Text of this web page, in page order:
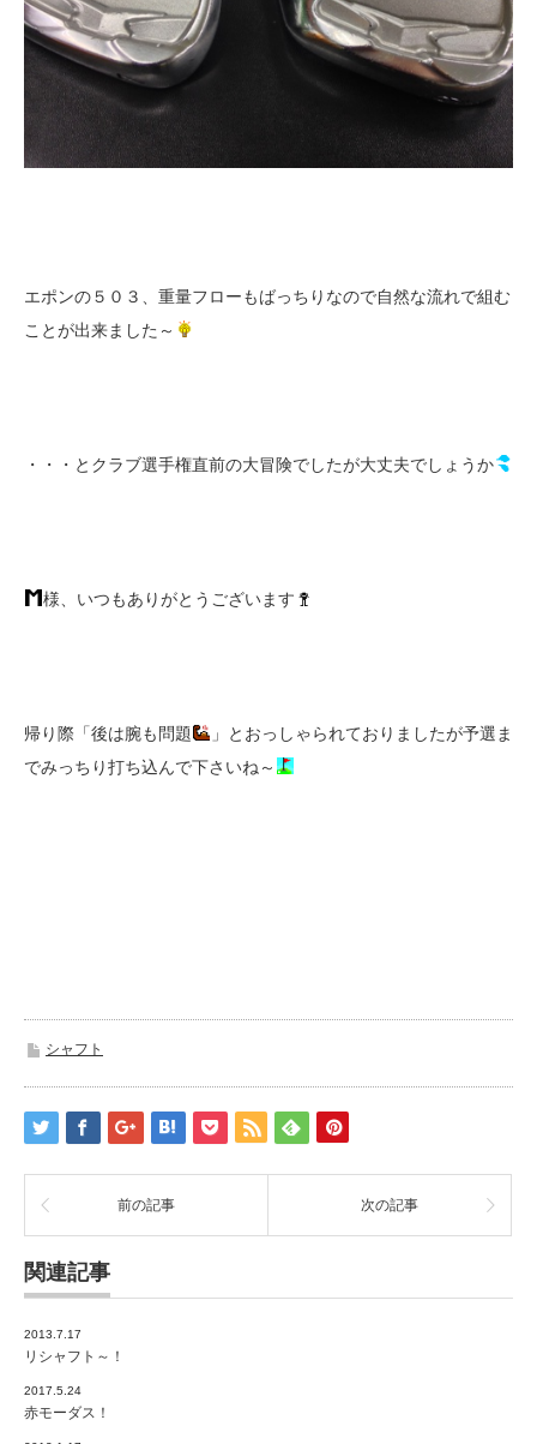
エポンの５０３、重量フローもばっちりなので自然な流れで組む
ことが出来ました～
・・・とクラブ選手権直前の大冒険でしたが大丈夫でしょうか
様、いつもありがとうございます
帰り際「後は腕も問題
」とおっしゃられておりましたが予選ま
でみっちり打ち込んで下さいね～
シャフト
前の記事 次の記事
関連記事
2013.7.17
リシャフト～！
2017.5.24
赤モーダス！